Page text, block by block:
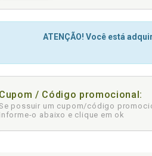
ATENÇÃO! Você está
Cupom / Código promocional:
possuir um cupom/código
informe-o abaixo e clique em ok